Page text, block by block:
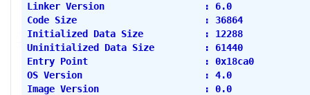
Linker Version                  : 6.0
Code Size                       : 36864
Initialized Data Size           : 12288
Uninitialized Data Size         : 61440
Entry Point                     : 0x18ca0
OS Version                      : 4.0
Image Version                   : 0.0